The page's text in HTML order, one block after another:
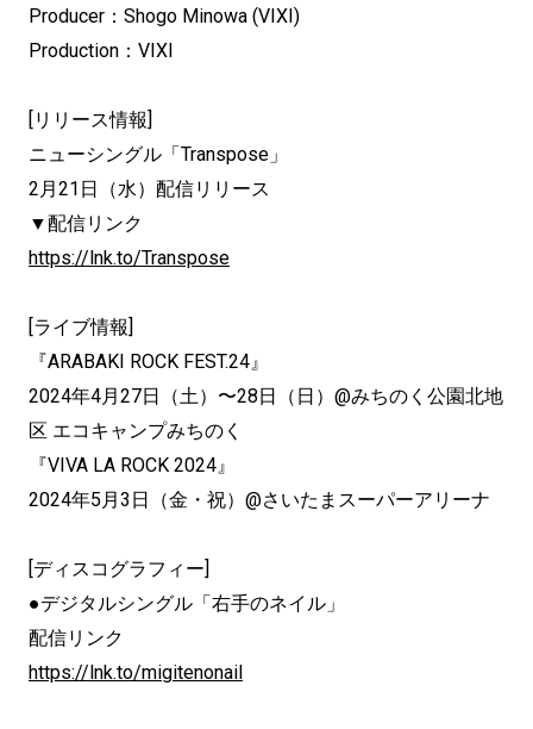
Producer：Shogo Minowa (VIXI)
Production：VIXI
[リリース情報]
ニューシングル「Transpose」
2月21日（水）配信リリース
▼配信リンク
https://lnk.to/Transpose
[ライブ情報]
『ARABAKI ROCK FEST.24』
2024年4月27日（土）〜28日（日）@みちのく公園北地
区 エコキャンプみちのく
『VIVA LA ROCK 2024』
2024年5月3日（金・祝）@さいたまスーパーアリーナ
[ディスコグラフィー]
●デジタルシングル「右手のネイル」
配信リンク
https://lnk.to/migitenonail